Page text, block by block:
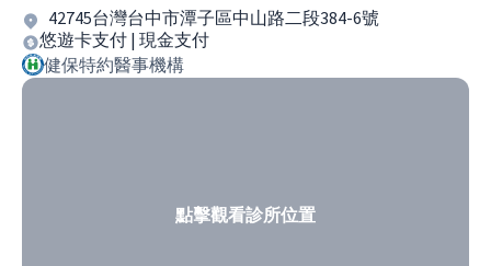
42745台灣台中市潭子區中山路二段384-6號
悠遊卡支付 | 現金支付
健保特約醫事機構
點擊觀看診所位置